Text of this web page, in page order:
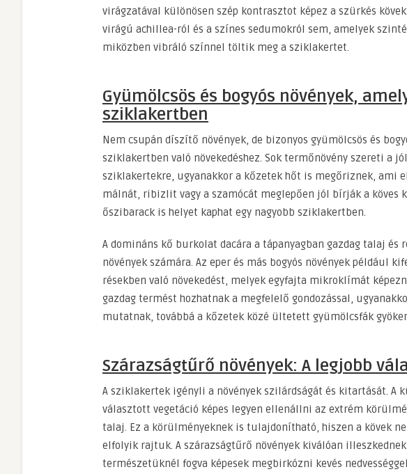
virágzatával különösen szép kontrasztot képez a szürkés
virágú achillea-ról és a színes sedumokról sem, amelyek
miközben vibráló színnel töltik meg a sziklakertet.
Gyümölcsös és bogyós növények,
sziklakertben
Nem csupán díszítő növények, de bizonyos gyümölcsös és
sziklakertben való növekedéshez. Sok termőnövény szereti a
sziklakertekre, ugyanakkor a kőzetek hőt is megőriznek, ami
málnát, ribizlit vagy a szamócát meglepően jól bírják a köves
őszibarack is helyet kaphat egy nagyobb sziklakertben.
A domináns kő burkolat dacára a tápanyagban gazdag talaj és
növények számára. Az eper és más bogyós növények például
résekben való növekedést, melyek egyfajta mikroklímát
gazdag termést hozhatnak a megfelelő gondozással,
mutatnak, továbbá a kőzetek közé ültetett gyümölcsfák
Szárazságtűrő növények: A legjobb
A sziklakertek igényli a növények szilárdságát és kitartását. A
választott vegetáció képes legyen ellenállni az extrém
talaj. Ez a körülményeknek is tulajdonítható, hiszen a kövek
elfolyik rajtuk. A szárazságtűrő növények kiválóan
természetüknél fogva képesek megbirkózni kevés